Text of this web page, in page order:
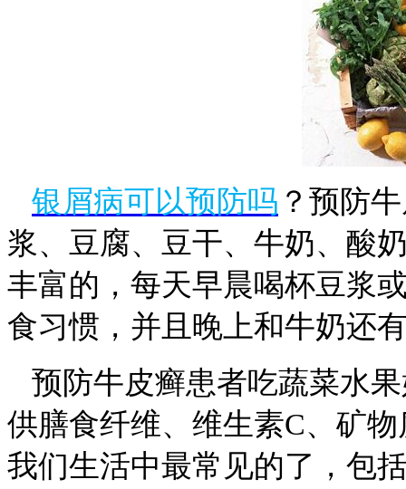
银屑病可以预防吗 ？预防
浆、豆腐、豆干、牛奶、酸
丰富的，每天早晨喝杯豆浆
食习惯，并且晚上和牛奶还
预防牛皮癣患者吃蔬菜水
供膳食纤维、维生素C、矿
我们生活中最常见的了，包